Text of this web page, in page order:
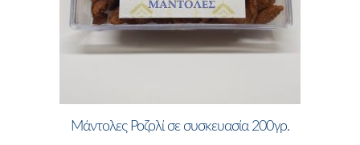
Μάντολες Ροζολί σε συσκευασία 200γρ.